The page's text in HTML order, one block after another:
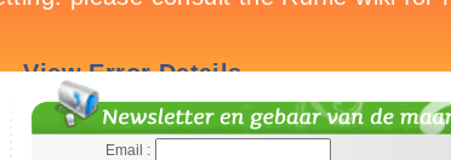
Email :